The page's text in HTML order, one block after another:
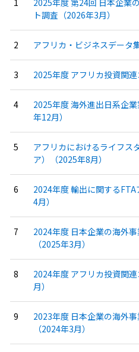
2025年度 第24回 日本企業
ト調査（2026年3月）
アフリカ・ビジネスデータ
2025年度 アフリカ投資関
2025年度 海外進出日系企
年12月）
アフリカにおけるライフス
ア）（2025年8月）
2024年度 輸出に関する
4月）
2024年度 日本企業の海外
（2025年3月）
2024年度 アフリカ投資関
月）
2023年度 日本企業の海外
（2024年3月）